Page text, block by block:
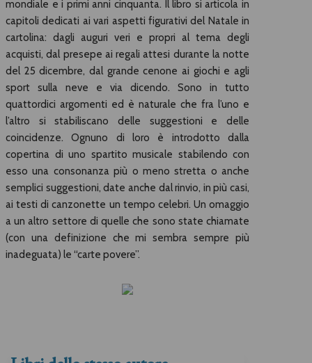
mondiale e i primi anni cinquanta. Il libro si articola in
capitoli dedicati ai vari aspetti figurativi del Natale in
cartolina: dagli auguri veri e propri al tema degli
acquisti, dal presepe ai regali attesi durante la notte
del 25 dicembre, dal grande cenone ai giochi e agli
sport sulla neve e via dicendo. Sono in tutto
quattordici argomenti ed è naturale che fra l’uno e
l’altro si stabiliscano delle suggestioni e delle
coincidenze. Ognuno di loro è introdotto dalla
copertina di uno spartito musicale stabilendo con
esso una consonanza più o meno stretta o anche
semplici suggestioni, date anche dal rinvio, in più casi,
ai testi di canzonette un tempo celebri. Un omaggio
a un altro settore di quelle che sono state chiamate
(con una definizione che mi sembra sempre più
inadeguata) le “carte povere”.